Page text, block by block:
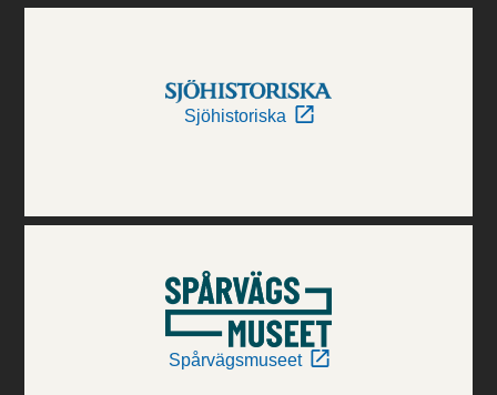
Sjöhistoriska
Spårvägsmuseet